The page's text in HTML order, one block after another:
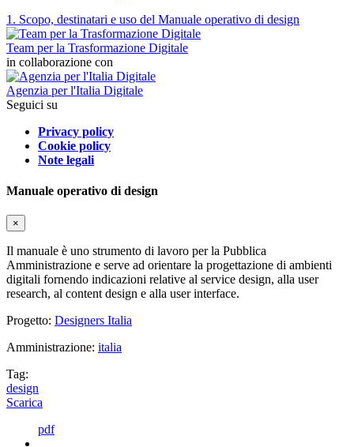
1. Scopo, destinatari e uso del Manuale operativo di design
Team per la Trasformazione Digitale
in collaborazione con
Agenzia per l'Italia Digitale
Seguici su
Privacy policy
Cookie policy
Note legali
Manuale operativo di design
×
Il manuale è uno strumento di lavoro per la Pubblica
Amministrazione e serve ad orientare la progettazione di ambienti
digitali fornendo indicazioni relative al service design, alla user
research, al content design e alla user interface.
Progetto: Designers Italia
Amministrazione: italia
Tag:
design
Scarica
pdf